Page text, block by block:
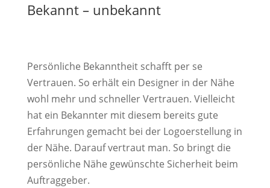
Bekannt – unbekannt
Persönliche Bekanntheit schafft per se
Vertrauen. So erhält ein Designer in der Nähe
wohl mehr und schneller Vertrauen. Vielleicht
hat ein Bekannter mit diesem bereits gute
Erfahrungen gemacht bei der Logoerstellung in
der Nähe. Darauf vertraut man. So bringt die
persönliche Nähe gewünschte Sicherheit beim
Auftraggeber.